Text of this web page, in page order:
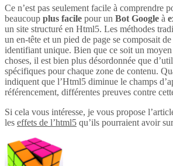
Ce n’est pas seulement facile à comprendre
beaucoup plus facile pour un Bot Google à
un site structuré en Html5. Les méthodes
un en-tête et un pied de page se composait
identifiant unique. Bien que ce soit un
choses, il est bien plus désordonnée que
spécifiques pour chaque zone de contenu.
indiquent que l’Html5 diminue le champs
référencement, différentes preuves contre
Si cela vous intéresse, je vous propose
les effets de l’html5 qu’ils pourraient avoir